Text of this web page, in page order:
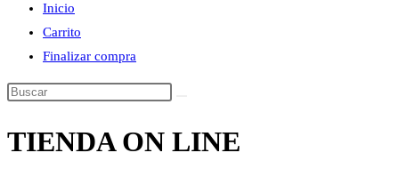
Inicio
Carrito
Finalizar compra
Buscar
esta
TIENDA ON LINE